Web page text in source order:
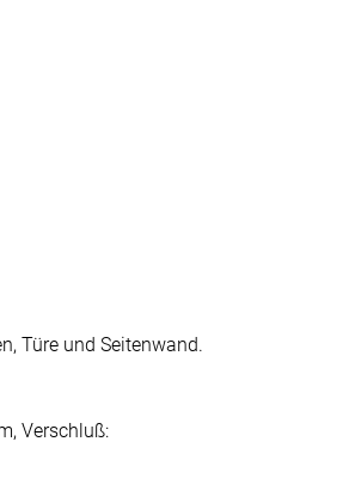
Türe und Seitenwand.
Verschluß: